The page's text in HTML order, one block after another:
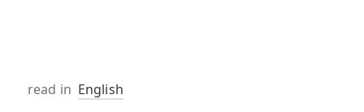
read in English